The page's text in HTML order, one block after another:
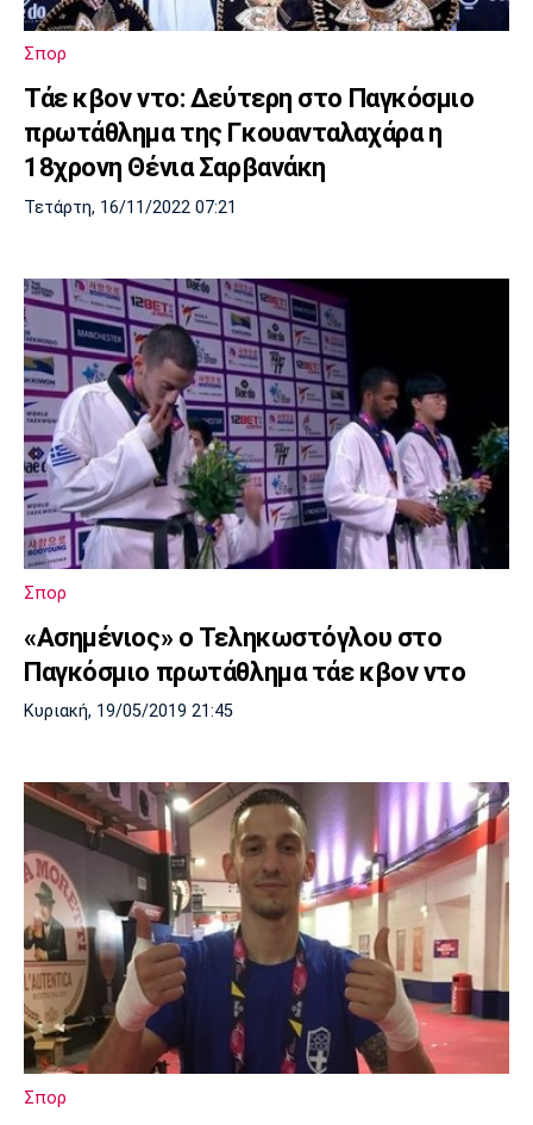
Σπορ
Τάε κβον ντο: Δεύτερη στο Παγκόσμιο
πρωτάθλημα της Γκουανταλαχάρα η
18χρονη Θένια Σαρβανάκη
Τετάρτη, 16/11/2022 07:21
Σπορ
«Ασημένιος» ο Τεληκωστόγλου στο
Παγκόσμιο πρωτάθλημα τάε κβον ντο
Κυριακή, 19/05/2019 21:45
Σπορ